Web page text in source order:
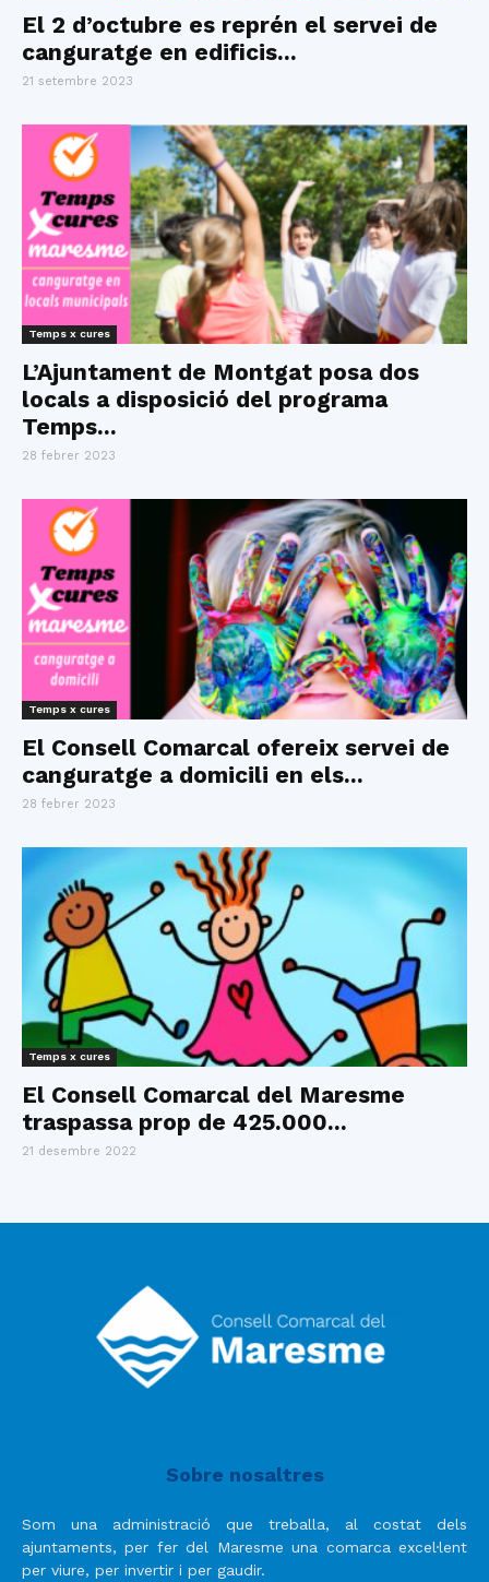
El 2 d’octubre es reprén el servei de
canguratge en edificis...
21 setembre 2023
Temps x cures
L’Ajuntament de Montgat posa dos
locals a disposició del programa
Temps...
28 febrer 2023
Temps x cures
El Consell Comarcal ofereix servei de
canguratge a domicili en els...
28 febrer 2023
Temps x cures
El Consell Comarcal del Maresme
traspassa prop de 425.000...
21 desembre 2022
Sobre nosaltres
Som una administració que treballa, al costat dels
ajuntaments, per fer del Maresme una comarca excel·lent
per viure, per invertir i per gaudir.